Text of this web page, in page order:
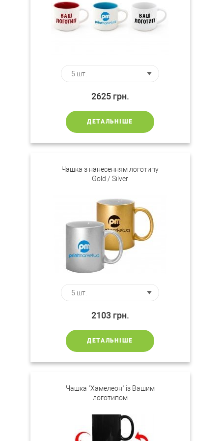
2625 грн.
ДЕТАЛЬНІШЕ
Чашка з нанесенням логотипу
Gold / Silver
2103 грн.
ДЕТАЛЬНІШЕ
Чашка "Хамелеон" із Вашим
логотипом